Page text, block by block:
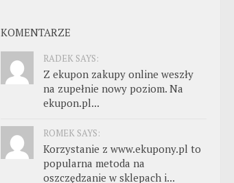
KOMENTARZE
RADEK SAYS:
Z ekupon zakupy online weszły
na zupełnie nowy poziom. Na
ekupon.pl...
ROMEK SAYS:
Korzystanie z www.ekupony.pl to
popularna metoda na
oszczędzanie w sklepach i...